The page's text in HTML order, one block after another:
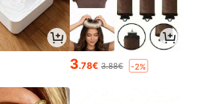
3.78€ 3.88€ -2%